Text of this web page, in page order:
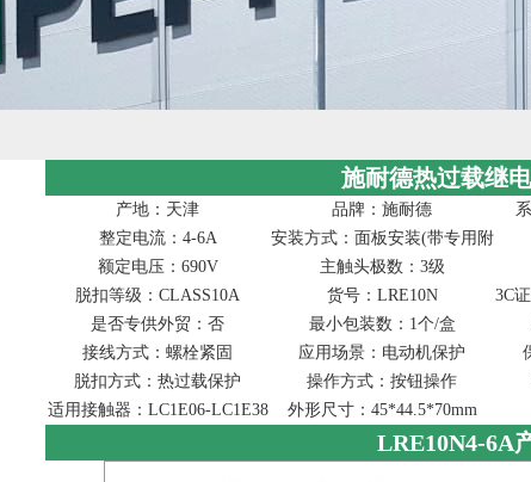
施耐德热过载继
产地：天津 品牌：施耐德
整定电流：4-6A
安装方式：面板安装(带专用附件)
额定电压：690V
主触头极数：3级
脱扣等级：CLASS10A
货号：LRE10N 3C
是否专供外贸：否
最小包装数：1个/盒
接线方式：螺栓紧固
应用场景：电动机保护
脱扣方式：热过载保护
操作方式：按钮操作
适用接触器：LC1E06-LC1E38
外形尺寸：45*44.5*70mm
LRE10N4-6A